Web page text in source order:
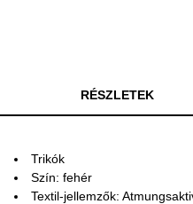
RÉSZLETEK
Trikók
Szín: fehér
Textil-jellemzők: